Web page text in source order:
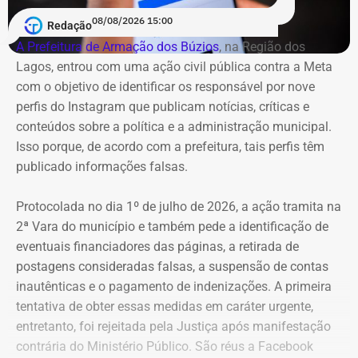
Redação08/08/2026 15:00
A Prefeitura de Armação dos Búzios, na Região dos
Lagos, entrou com uma ação civil pública contra a Meta
com o objetivo de identificar os responsável por nove
perfis do Instagram que publicam notícias, críticas e
conteúdos sobre a política e a administração municipal.
Isso porque, de acordo com a prefeitura, tais perfis têm
publicado informações falsas.
Protocolada no dia 1º de julho de 2026, a ação tramita na
2ª Vara do município e também pede a identificação de
eventuais financiadores das páginas, a retirada de
postagens consideradas falsas, a suspensão de contas
inautênticas e o pagamento de indenizações. A primeira
tentativa de obter essas medidas em caráter urgente,
entretanto, foi rejeitada pela Justiça após manifestação
contrária do Ministério Público. São réus a Facebook